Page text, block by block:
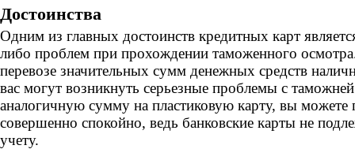
Достоинства
Одним из главных достоинств кредитных карт
либо проблем при прохождении таможенного
перевозе значительных сумм денежных средств
вас могут возникнуть серьезные проблемы с
аналогичную сумму на пластиковую карту, вы можете
совершенно спокойно, ведь банковские карты не
учету.